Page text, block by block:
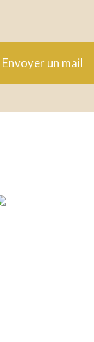
Envoyer un mail